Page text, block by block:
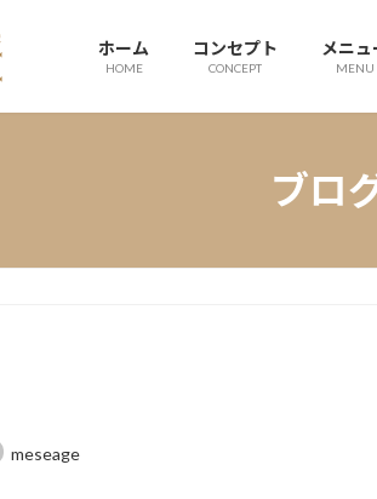
ホーム
HOME
コンセプト
CONCEPT
メニュ
MENU
ブロ
meseage